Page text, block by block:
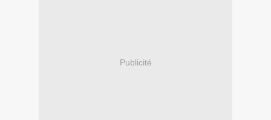
Publicité